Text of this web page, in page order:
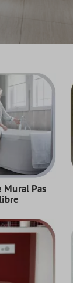
Mural Pas